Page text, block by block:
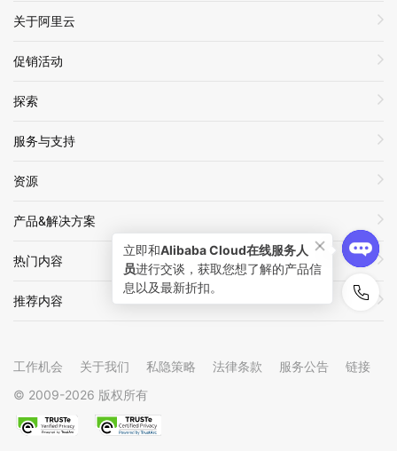
关于阿里云
促销活动
探索
服务与支持
资源
产品&解决方案
热门内容
推荐内容
工作机会 关于我们 私隐策略 法律条款 服务公告
链接
© 2009-2026 版权所有
立即和Alibaba Cloud在线服务人
员进行交谈，获取您想了解的产品信
息以及最新折扣。